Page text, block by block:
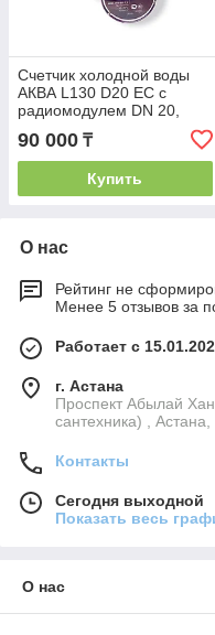
Счетчик холодной воды
АКВА L130 D20 ЕС с
радиомодулем DN 20,
класс точности С
90 000 ₸
Купить
О нас
Рейтинг не
Менее 5 отзывов за
Работает с
г. Астана
Проспект Абылай
сантехника) , Астана,
Контакты
Сегодня выходной
Показать весь
О нас